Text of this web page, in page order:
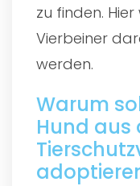
zu finden.
Vierbeiner
werden.
Warum
Hund aus